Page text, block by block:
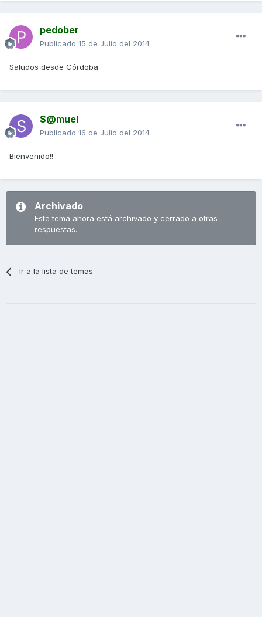
pedober
Publicado 15 de Julio del 2014
Saludos desde Córdoba
S@muel
Publicado 16 de Julio del 2014
Bienvenido!!
Archivado
Este tema ahora está archivado y cerrado a otras
respuestas.
Ir a la lista de temas